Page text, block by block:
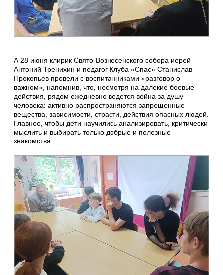
А 28 июня клирик Свято-Вознесенского собора иерей
Антоний Тренихин и педагог Клуба «Спас» Станислав
Прокопьев провели с воспитанниками «разговор о
важном», напомнив, что, несмотря на далекие боевые
действия, рядом ежедневно ведется война за душу
человека: активно распространяются запрещенные
вещества, зависимости, страсти, действия опасных людей.
Главное, чтобы дети научились анализировать, критически
мыслить и выбирать только добрые и полезные
знакомства.